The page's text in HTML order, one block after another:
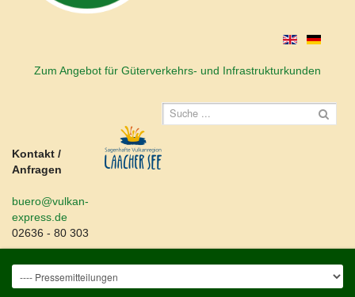
Zum Angebot für Güterverkehrs- und Infrastrukturkunden
Kontakt /
Anfragen
buero@vulkan-
express.de
02636 - 80 303